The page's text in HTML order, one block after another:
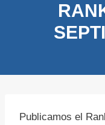
Publicamos el